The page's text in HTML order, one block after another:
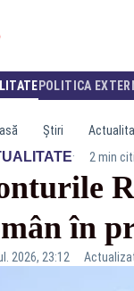
POLITICA
Știri
· 2 min
în
2026, 23:12